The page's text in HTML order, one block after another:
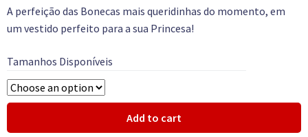
A perfeição das Bonecas mais queridinhas do momento, em
um vestido perfeito para a sua Princesa!
Tamanhos Disponíveis
Add to cart